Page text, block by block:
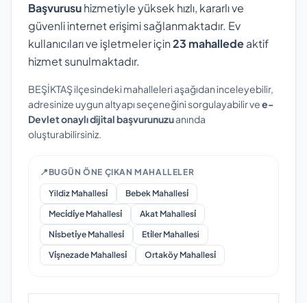
Başvurusuhizmetiyle yüksek hızlı, kararlı ve
güvenli internet erişimi sağlanmaktadır. Ev
kullanıcıları ve işletmeler için23 mahalledeaktif
hizmet sunulmaktadır.
BEŞİKTAŞ ilçesindeki mahalleleri aşağıdan inceleyebilir,
adresinize uygun altyapı seçeneğini sorgulayabilir vee-
Devlet onaylı dijital başvurunuzuanında
oluşturabilirsiniz.
📍 BUGÜN ÖNE ÇIKAN MAHALLELER
Yildiz Mahallesi̇
Bebek Mahallesi̇
Meci̇di̇ye Mahallesi̇
Akat Mahallesi̇
Ni̇sbeti̇ye Mahallesi̇
Eti̇ler Mahallesi
Vi̇şnezade Mahallesi̇
Ortaköy Mahallesi̇